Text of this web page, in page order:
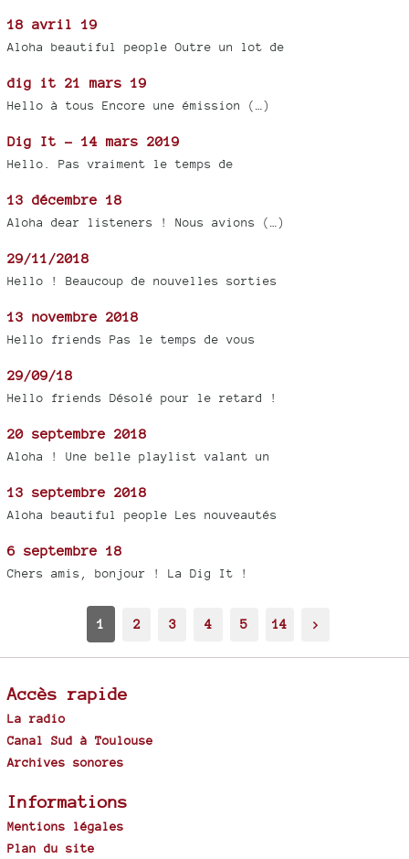
18 avril 19
Aloha beautiful people Outre un lot de
dig it 21 mars 19
Hello à tous Encore une émission (…)
Dig It - 14 mars 2019
Hello. Pas vraiment le temps de
13 décembre 18
Aloha dear listeners ! Nous avions (…)
29/11/2018
Hello ! Beaucoup de nouvelles sorties
13 novembre 2018
Hello friends Pas le temps de vous
29/09/18
Hello friends Désolé pour le retard !
20 septembre 2018
Aloha ! Une belle playlist valant un
13 septembre 2018
Aloha beautiful people Les nouveautés
6 septembre 18
Chers amis, bonjour ! La Dig It !
1 2 3 4 5 14 >
Accès rapide
La radio
Canal Sud à Toulouse
Archives sonores
Informations
Mentions légales
Plan du site